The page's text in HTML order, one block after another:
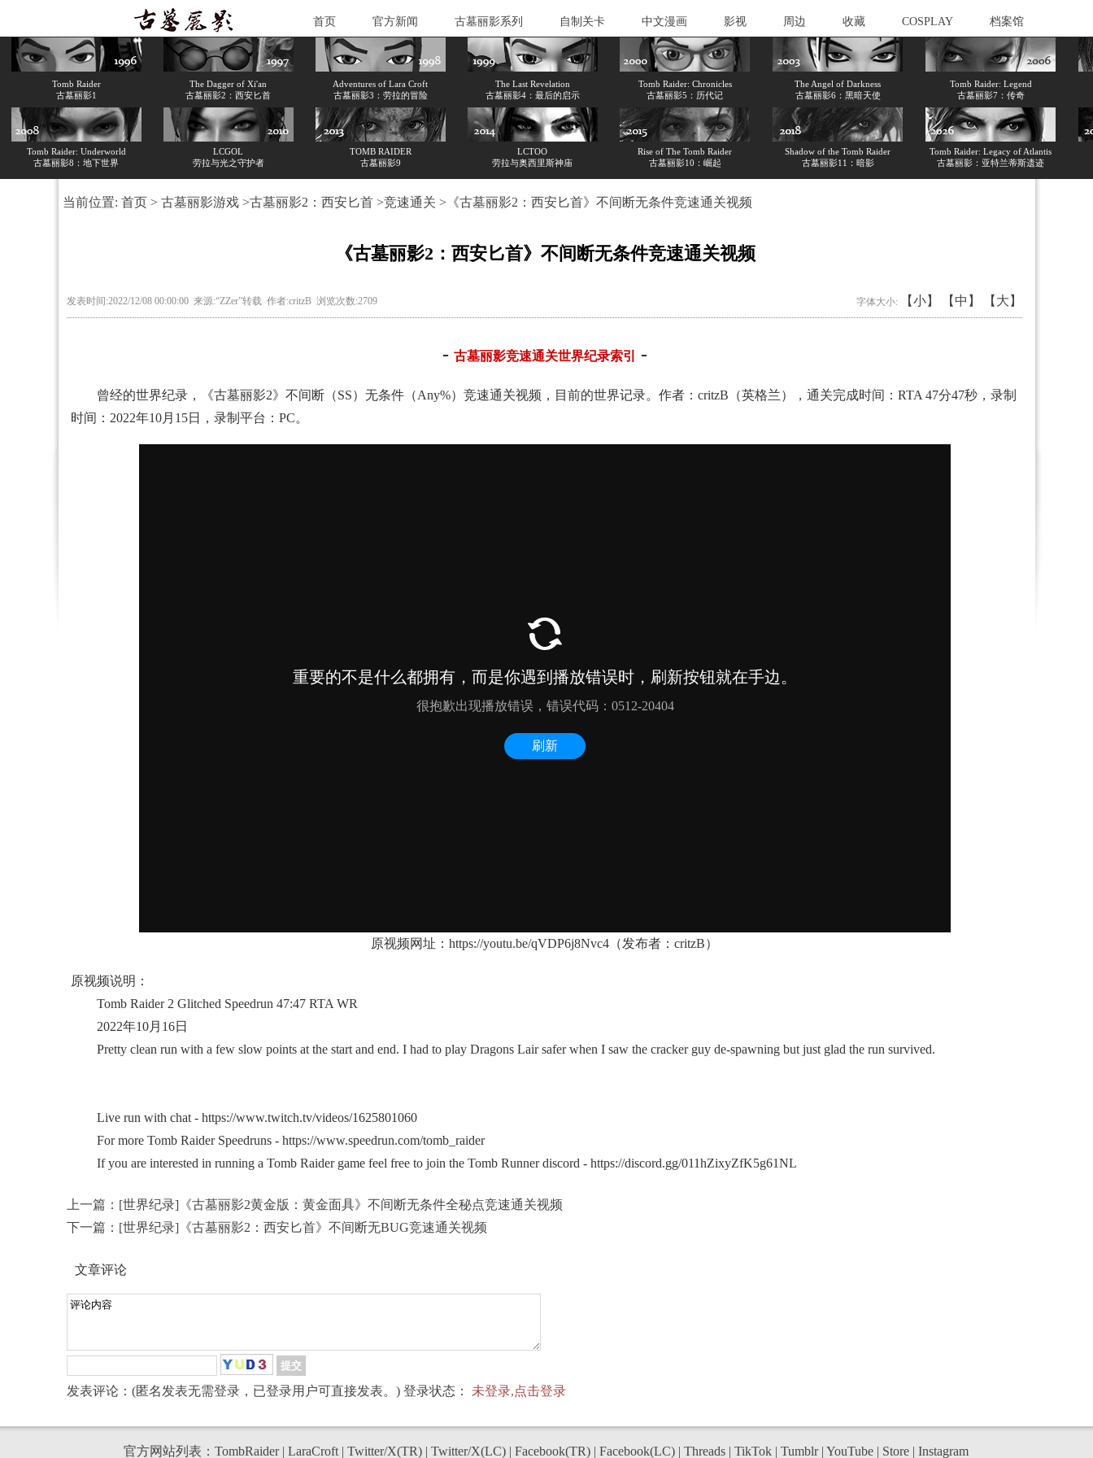
首页 官方新闻 古墓丽影系列 自制关卡 中文漫画 影视 周边 收藏 COSPLAY 档案馆
Tomb Raider
古墓丽影1
The Dagger of Xi'an
古墓丽影2：西安匕首
Adventures of Lara Croft
古墓丽影3：劳拉的冒险
The Last Revelation
古墓丽影4：最后的启示
Tomb Raider: Chronicles
古墓丽影5：历代记
The Angel of Darkness
古墓丽影6：黑暗天使
Tomb Raider: Legend
古墓丽影7：传奇
Tomb Raider: Underworld
古墓丽影8：地下世界
LCGOL
劳拉与光之守护者
TOMB RAIDER
古墓丽影9
LCTOO
劳拉与奥西里斯神庙
Rise of The Tomb Raider
古墓丽影10：崛起
Shadow of the Tomb Raider
古墓丽影11：暗影
Tomb Raider: Legacy of Atlantis
古墓丽影：亚特兰蒂斯遗迹
当前位置: 首页 > 古墓丽影游戏 >古墓丽影2：西安匕首 >竞速通关 >《古墓丽影2：西安匕首》不间断无条件竞速通关视频
《古墓丽影2：西安匕首》不间断无条件竞速通关视频
发表时间:2022/12/08 00:00:00 来源:“ZZer”转载 作者:critzB 浏览次数:2709 字体大小: 【小】 【中】 【大】
- 古墓丽影竞速通关世界纪录索引 -
曾经的世界纪录，《古墓丽影2》不间断（SS）无条件（Any%）竞速通关视频，目前的世界记录。作者：critzB（英格兰），通关完成时间：RTA 47分47秒，录制
时间：2022年10月15日，录制平台：PC。
原视频网址： https://youtu.be/qVDP6j8Nvc4 （发布者：critzB）
原视频说明：
Tomb Raider 2 Glitched Speedrun 47:47 RTA WR
2022年10月16日
Pretty clean run with a few slow points at the start and end. I had to play Dragons Lair safer when I saw the cracker guy de-spawning but just glad the run survived.
Live run with chat - https://www.twitch.tv/videos/1625801060
For more Tomb Raider Speedruns - https://www.speedrun.com/tomb_raider
If you are interested in running a Tomb Raider game feel free to join the Tomb Runner discord - https://discord.gg/011hZixyZfK5g61NL
上一篇： [世界纪录]《古墓丽影2黄金版：黄金面具》不间断无条件全秘点竞速通关视频
下一篇： [世界纪录]《古墓丽影2：西安匕首》不间断无BUG竞速通关视频
文章评论
发表评论：(匿名发表无需登录，已登录用户可直接发表。) 登录状态： 未登录,点击登录
官方网站列表： TombRaider| LaraCroft| Twitter/X(TR)| Twitter/X(LC)| Facebook(TR)| Facebook(LC)| Threads| TikTok| Tumblr| YouTube| Store| Instagram